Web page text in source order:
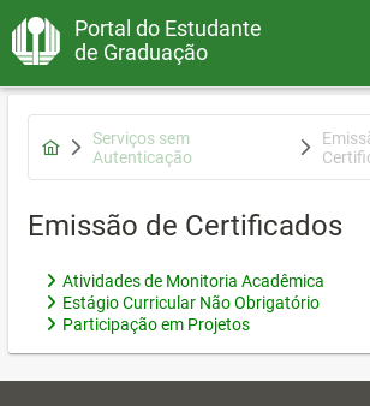
Portal do Estudante
de Graduação
Serviços sem
Autenticação
Emissão de Certificados
Atividades de Monitoria Acadêmica
Estágio Curricular Não Obrigatório
Participação em Projetos